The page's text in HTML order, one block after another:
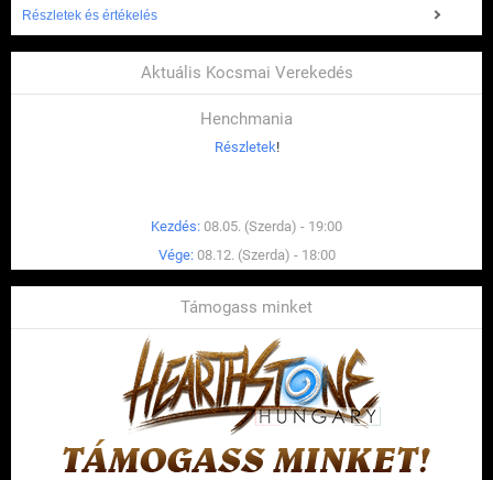
Részletek és értékelés
Aktuális Kocsmai Verekedés
Henchmania
Részletek!
Kezdés: 08.05. (Szerda) - 19:00
Vége: 08.12. (Szerda) - 18:00
Támogass minket